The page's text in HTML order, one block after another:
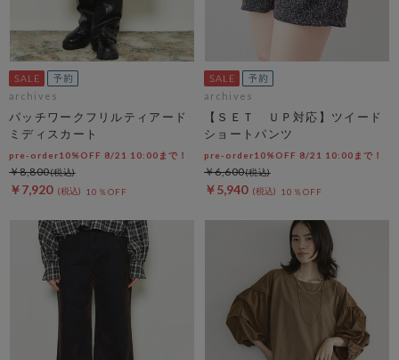
archives
パッチワークフリルティアード
ミディスカート
pre-order10%OFF 8/21 10:00まで！
￥7,920 10％OFF
￥8,800
archives
【ＳＥＴ ＵＰ対応】ツイード
ショートパンツ
pre-order10%OFF 8/21 10:00まで！
￥5,940 10％OFF
￥6,600